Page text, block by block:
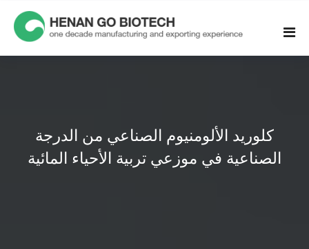
content
كلوريد الألومنيوم الصناعي من الدرجة
الصناعية في موزعي تربية الأحياء المائية